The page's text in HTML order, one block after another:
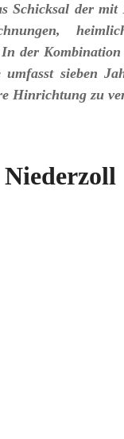
Schicksal der mit
In der
umfasst sieben
Hinrichtung zu